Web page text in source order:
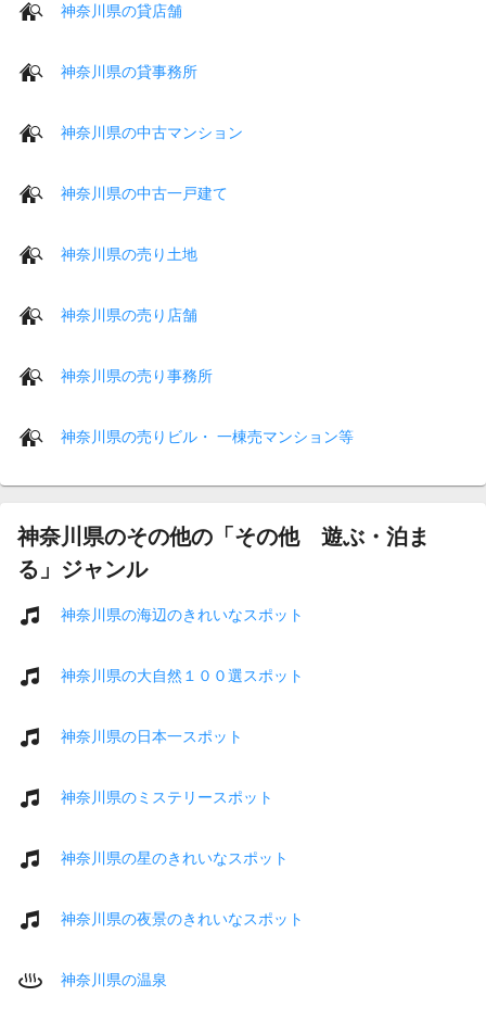
神奈川県の貸店舗
神奈川県の貸事務所
神奈川県の中古マンション
神奈川県の中古一戸建て
神奈川県の売り土地
神奈川県の売り店舗
神奈川県の売り事務所
神奈川県の売りビル・ 一棟売マンション等
神奈川県のその他の「その他 遊ぶ・泊ま
る」ジャンル
神奈川県の海辺のきれいなスポット
神奈川県の大自然１００選スポット
神奈川県の日本一スポット
神奈川県のミステリースポット
神奈川県の星のきれいなスポット
神奈川県の夜景のきれいなスポット
神奈川県の温泉